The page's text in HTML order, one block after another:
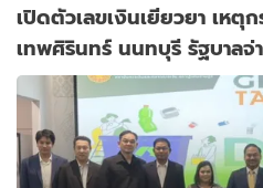
เปิดตัวเลขเงินเยียวยา เหตุก
เทพศิรินทร์ นนทบุรี รัฐบาลจ่า